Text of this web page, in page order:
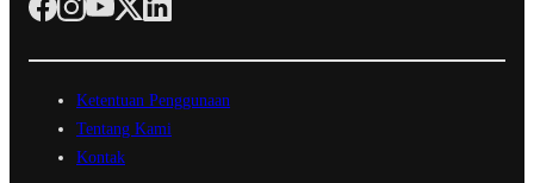
Ketentuan Penggunaan
Tentang Kami
Kontak